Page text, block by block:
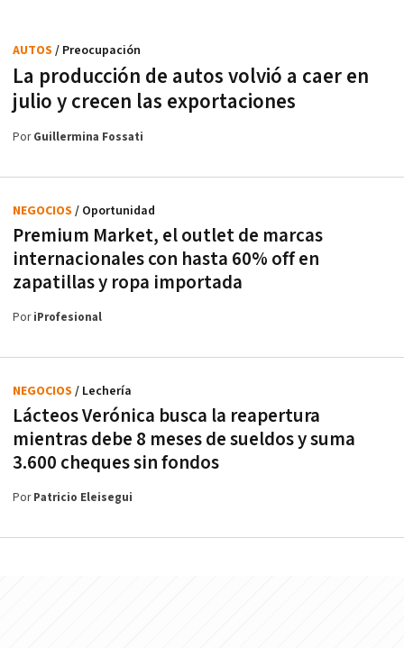
La producción de autos volvió a caer en
julio y crecen las exportaciones
AUTOS / Preocupación
PorGuillermina Fossati
Premium Market, el outlet de marcas
internacionales con hasta 60% off en
zapatillas y ropa importada
NEGOCIOS / Oportunidad
PoriProfesional
Lácteos Verónica busca la reapertura
mientras debe 8 meses de sueldos y suma
3.600 cheques sin fondos
NEGOCIOS / Lechería
PorPatricio Eleisegui